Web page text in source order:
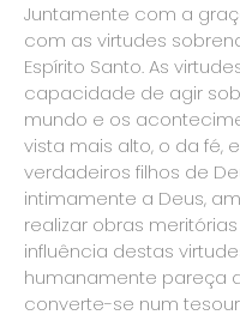
Juntamente com a
com as virtudes
Espírito Santo. As
capacidade de agir
mundo e os
vista mais alto, o da fé,
verdadeiros filhos de
intimamente a Deus,
realizar obras
influência destas
humanamente pareça
converte-se num